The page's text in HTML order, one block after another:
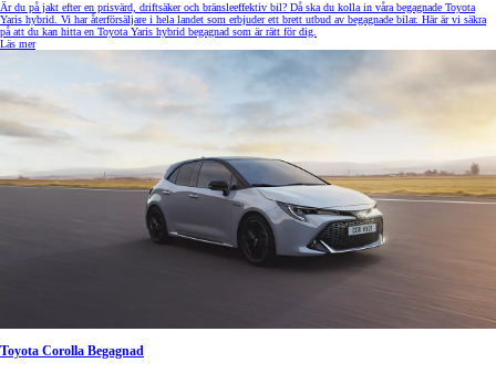
Är du på jakt efter en prisvärd, driftsäker och bränsleeffektiv bil? Då ska du kolla in våra begagnade Toyota
Yaris hybrid. Vi har återförsäljare i hela landet som erbjuder ett brett utbud av begagnade bilar. Här är vi säkra
på att du kan hitta en Toyota Yaris hybrid begagnad som är rätt för dig.
Läs mer
Toyota Corolla Begagnad